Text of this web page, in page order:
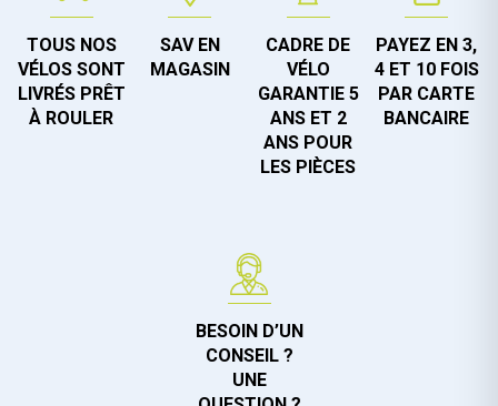
TOUS NOS
VÉLOS SONT
LIVRÉS PRÊT
À ROULER
SAV EN
MAGASIN
CADRE DE
VÉLO
GARANTIE 5
ANS ET 2
ANS POUR
LES PIÈCES
PAYEZ EN 3,
4 ET 10 FOIS
PAR CARTE
BANCAIRE
BESOIN D’UN
CONSEIL ?
UNE